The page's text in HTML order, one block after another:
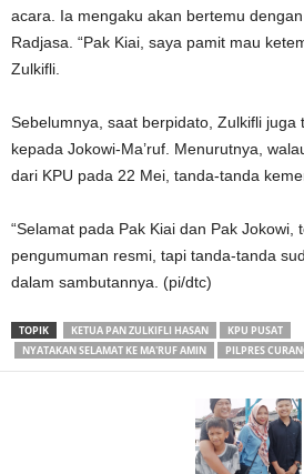
acara. Ia mengaku akan bertemu
Radjasa. “Pak Kiai, saya pamit mau
Zulkifli.
Sebelumnya, saat berpidato, Zulkifli juga
kepada Jokowi-Ma’ruf. Menurutnya,
dari KPU pada 22 Mei, tanda-tanda
“Selamat pada Pak Kiai dan Pak Jokowi,
pengumuman resmi, tapi tanda-tanda
dalam sambutannya. (pi/dtc)
TOPIK KETUA PAN ZULKIFLI HASAN
KPU PUSAT
NYATAKAN SELAMAT KE MA'RUF AMIN
PILPRES